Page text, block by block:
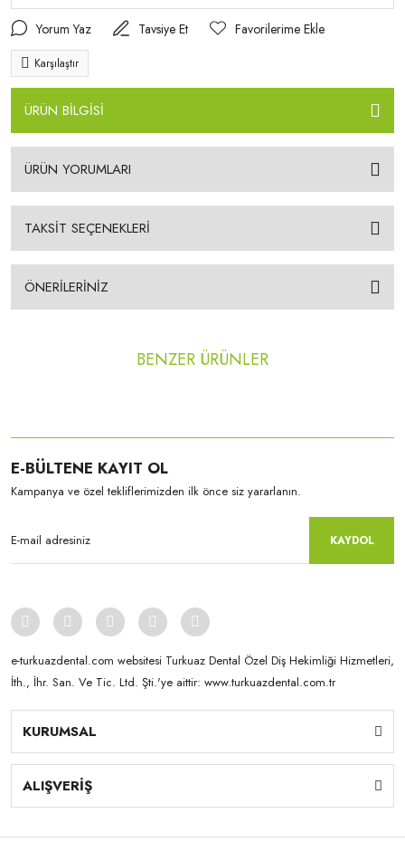
Yorum Yaz Tavsiye Et
Karşılaştır
ÜRÜN BİLGİSİ
ÜRÜN YORUMLARI
TAKSİT SEÇENEKLERİ
ÖNERİLERİNİZ
BENZER ÜRÜNLER
New Ace & Naperce - O2 Formu - (1 Kutu = 4 Takım) NW0.5
E-BÜLTENE KAYIT OL
Kampanya ve özel tekliflerimizden ilk önce siz yararlanın.
KAYDOL
e-turkuazdental.com websitesi Turkuaz Dental Özel Diş Hekimliği Hizmetleri,
İth., İhr. San. Ve Tic. Ltd. Şti.'ye aittir: www.turkuazdental.com.tr
KURUMSAL
ALIŞVERİŞ